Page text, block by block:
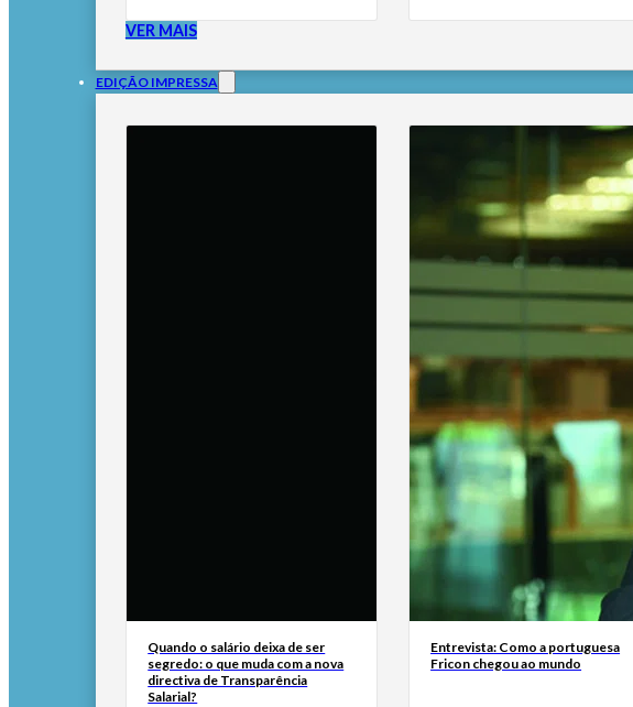
VER MAIS
EDIÇÃO IMPRESSA
Quando o salário deixa de ser
segredo: o que muda com a nova
directiva de Transparência
Salarial?
Entrevista: Como a portuguesa
Fricon chegou ao mundo